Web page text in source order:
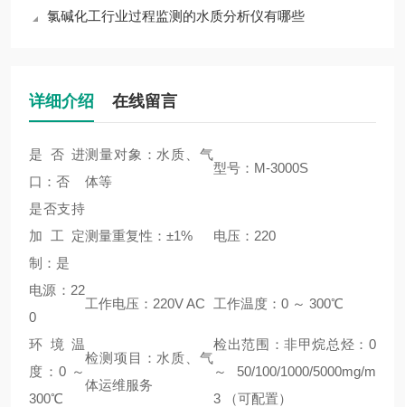
氯碱化工行业过程监测的水质分析仪有哪些
详细介绍 在线留言
是否进
口：否
测量对象：水质、气
体等
型号：M-3000S
是否支持
加工定
制：是
测量重复性：±1% 电压：220
电源：22
0
工作电压：220V AC 工作温度：0 ～ 300℃
环境温
度：0 ～
300℃
检测项目：水质、气
体运维服务
检出范围：非甲烷总烃：0
～ 50/100/1000/5000mg/m
3 （可配置）